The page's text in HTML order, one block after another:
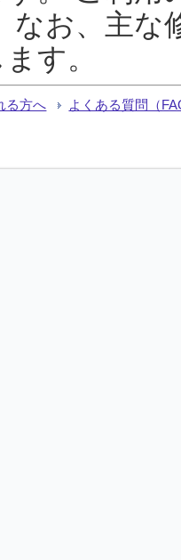
なお、主な
す。
る方へ よくある質問（